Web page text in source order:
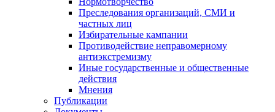
Преследования организаций, СМИ и
частных лиц
Избирательные кампании
Противодействие неправомерному
антиэкстремизму
Иные государственные и общественные
действия
Мнения
Публикации